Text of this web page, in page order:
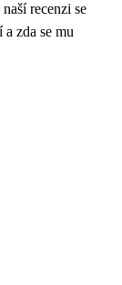
recenzi se
zda se mu